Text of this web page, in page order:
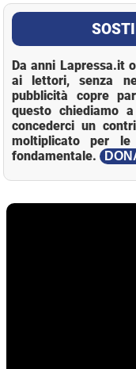
Da anni Lapressa.it
ai lettori, senza
pubblicità copre
questo chiediamo
concederci un
moltiplicato per
fondamentale.